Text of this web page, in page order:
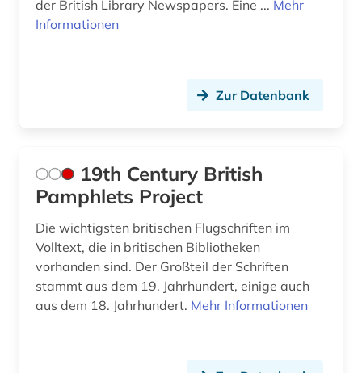
asch (1)
asienforschung (2)
astronomie (1)
astronomy and astrophysics (1)
asylpaket (1)
asylrecht (1)
der British Library Newspapers. Eine ... Mehr
Informationen
Zur Datenbank
19th Century British
Pamphlets Project
Die wichtigsten britischen Flugschriften im
Volltext, die in britischen Bibliotheken
vorhanden sind. Der Großteil der Schriften
stammt aus dem 19. Jahrhundert, einige auch
aus dem 18. Jahrhundert. Mehr Informationen